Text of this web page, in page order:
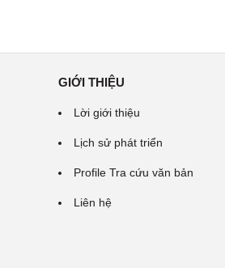
GIỚI THIỆU
Lời giới thiệu
Lịch sử phát triển
Profile Tra cứu văn bản
Liên hệ